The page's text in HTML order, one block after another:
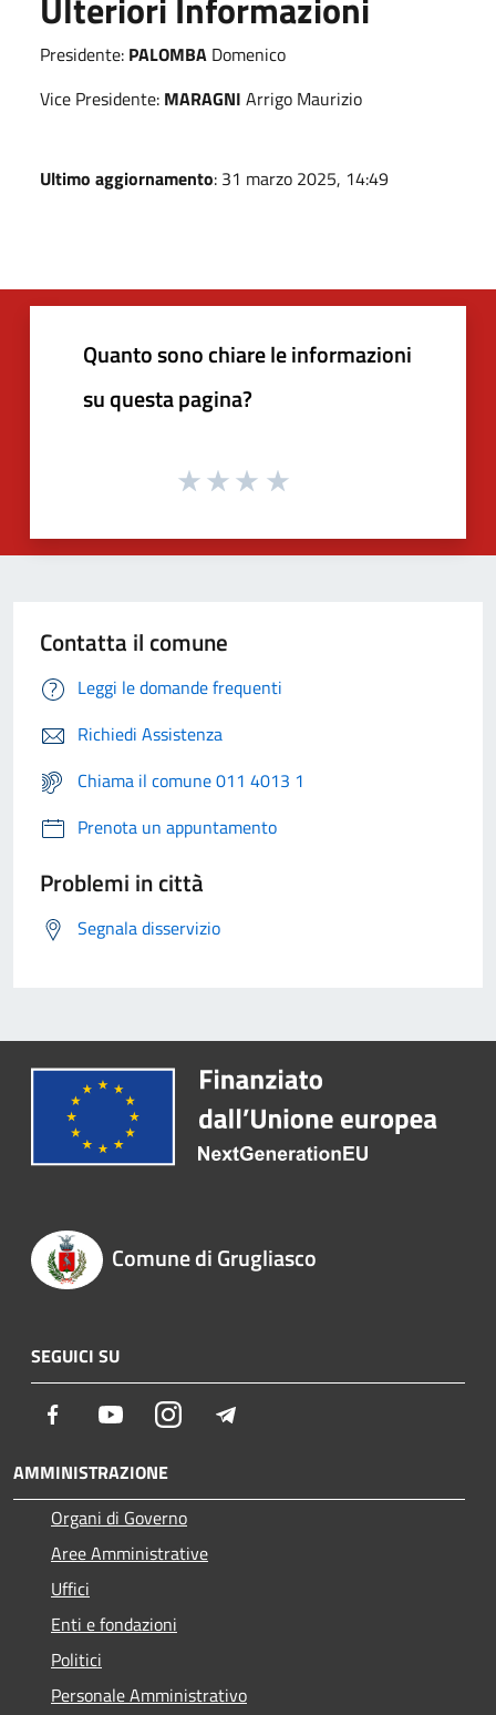
Presidente: PALOMBA Domenico
Vice Presidente: MARAGNI Arrigo Maurizio
Ultimo aggiornamento: 31 marzo 2025, 14:49
Quanto sono chiare le informazioni
su questa pagina?
Contatta il comune
Leggi le domande frequenti
Richiedi Assistenza
Chiama il comune 011 4013 1
Prenota un appuntamento
Problemi in città
Segnala disservizio
Comune di Grugliasco
SEGUICI SU
Facebook YoutubeInstagram
AMMINISTRAZIONE
Organi di Governo
Aree Amministrative
Uffici
Enti e fondazioni
Politici
Personale Amministrativo